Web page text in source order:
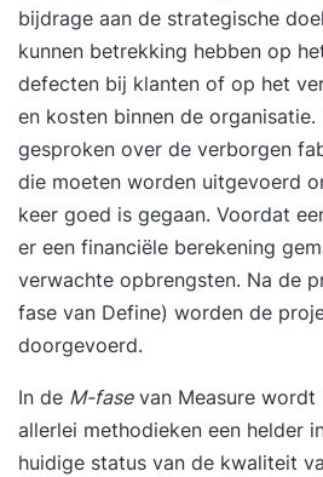
onderhoudt. Je verdiept je in
middelen en het systeem op
samenbrengt dat processen
je continuïteit op de lange
garanderen. Ook ontwikkel je
vaardigheden en
kwaliteitsfunctionaris. Na
opleiding is jouw meerwaarde
op het gebied van kwaliteit
merkbaar vergroot. Unieke voordelen: - Oefenen
met een interne audit middels
bedrijfssituatie - Begeleiding
kwaliteitsmanager De
Kwaliteitsmanagement is
bijdrage aan de strategische
kunnen betrekking hebben op
defecten bij klanten of op het
en kosten binnen de
gesproken over de verborgen
die moeten worden uitgevoerd
keer goed is gegaan. Voordat
er een financiële berekening
verwachte opbrengsten. Na de
fase van Define) worden de
doorgevoerd.
In de M-fasevan Measure wordt
allerlei methodieken een helder
huidige status van de kwaliteit